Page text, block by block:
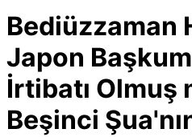
Bediüzzaman
Japon
İrtibatı Olmuş
Beşinci